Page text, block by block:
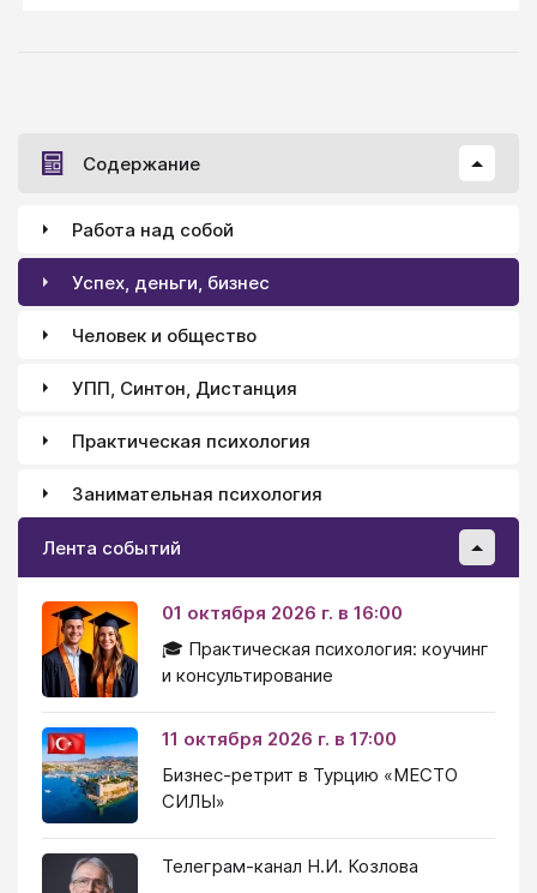
Содержание
Работа над собой
Успех, деньги, бизнес
Человек и общество
УПП, Синтон, Дистанция
Практическая психология
Занимательная психология
Лента событий
01 октября 2026 г. в 16:00
🎓 Практическая психология: коучинг
и консультирование
11 октября 2026 г. в 17:00
Бизнес-ретрит в Турцию «МЕСТО
СИЛЫ»
Телеграм-канал Н.И. Козлова